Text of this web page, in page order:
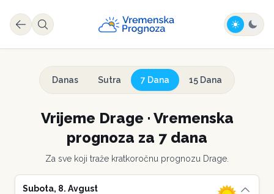
Danas Sutra 7 Dana 15 Dana
Vrijeme Drage · Vremenska
prognoza za 7 dana
Za sve koji traže kratkoročnu prognozu Drage
Subota, 8. Avgust